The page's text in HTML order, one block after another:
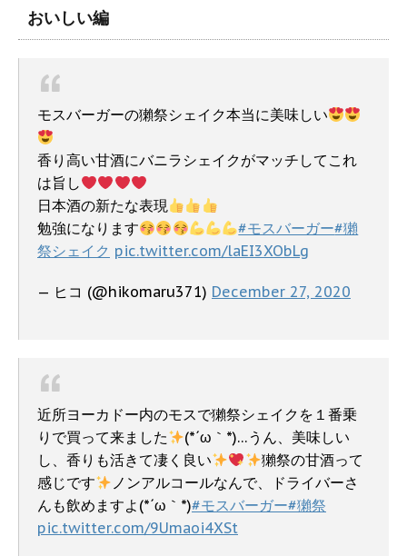
おいしい編
モスバーガーの獺祭シェイク本当に美味しい
香り高い甘酒にバニラシェイクがマッチしてこれ
は旨し
日本酒の新たな表現
勉強になります
#モスバーガー#獺
祭シェイク pic.twitter.com/laEI3XObLg
— ヒコ (@hikomaru371) December 27, 2020
近所ヨーカドー内のモスで獺祭シェイクを１番乗
りで買って来ました
(*´ω｀*)…うん、美味しい
し、香りも活きて凄く良い
獺祭の甘酒って
感じです
ノンアルコールなんで、ドライバーさ
んも飲めますよ(*´ω｀*)#モスバーガー#獺祭
pic.twitter.com/9Umaoi4XSt